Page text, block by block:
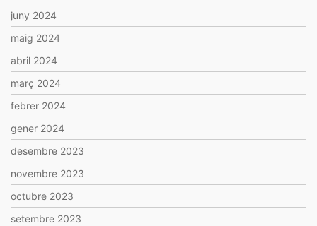
juny 2024
maig 2024
abril 2024
març 2024
febrer 2024
gener 2024
desembre 2023
novembre 2023
octubre 2023
setembre 2023